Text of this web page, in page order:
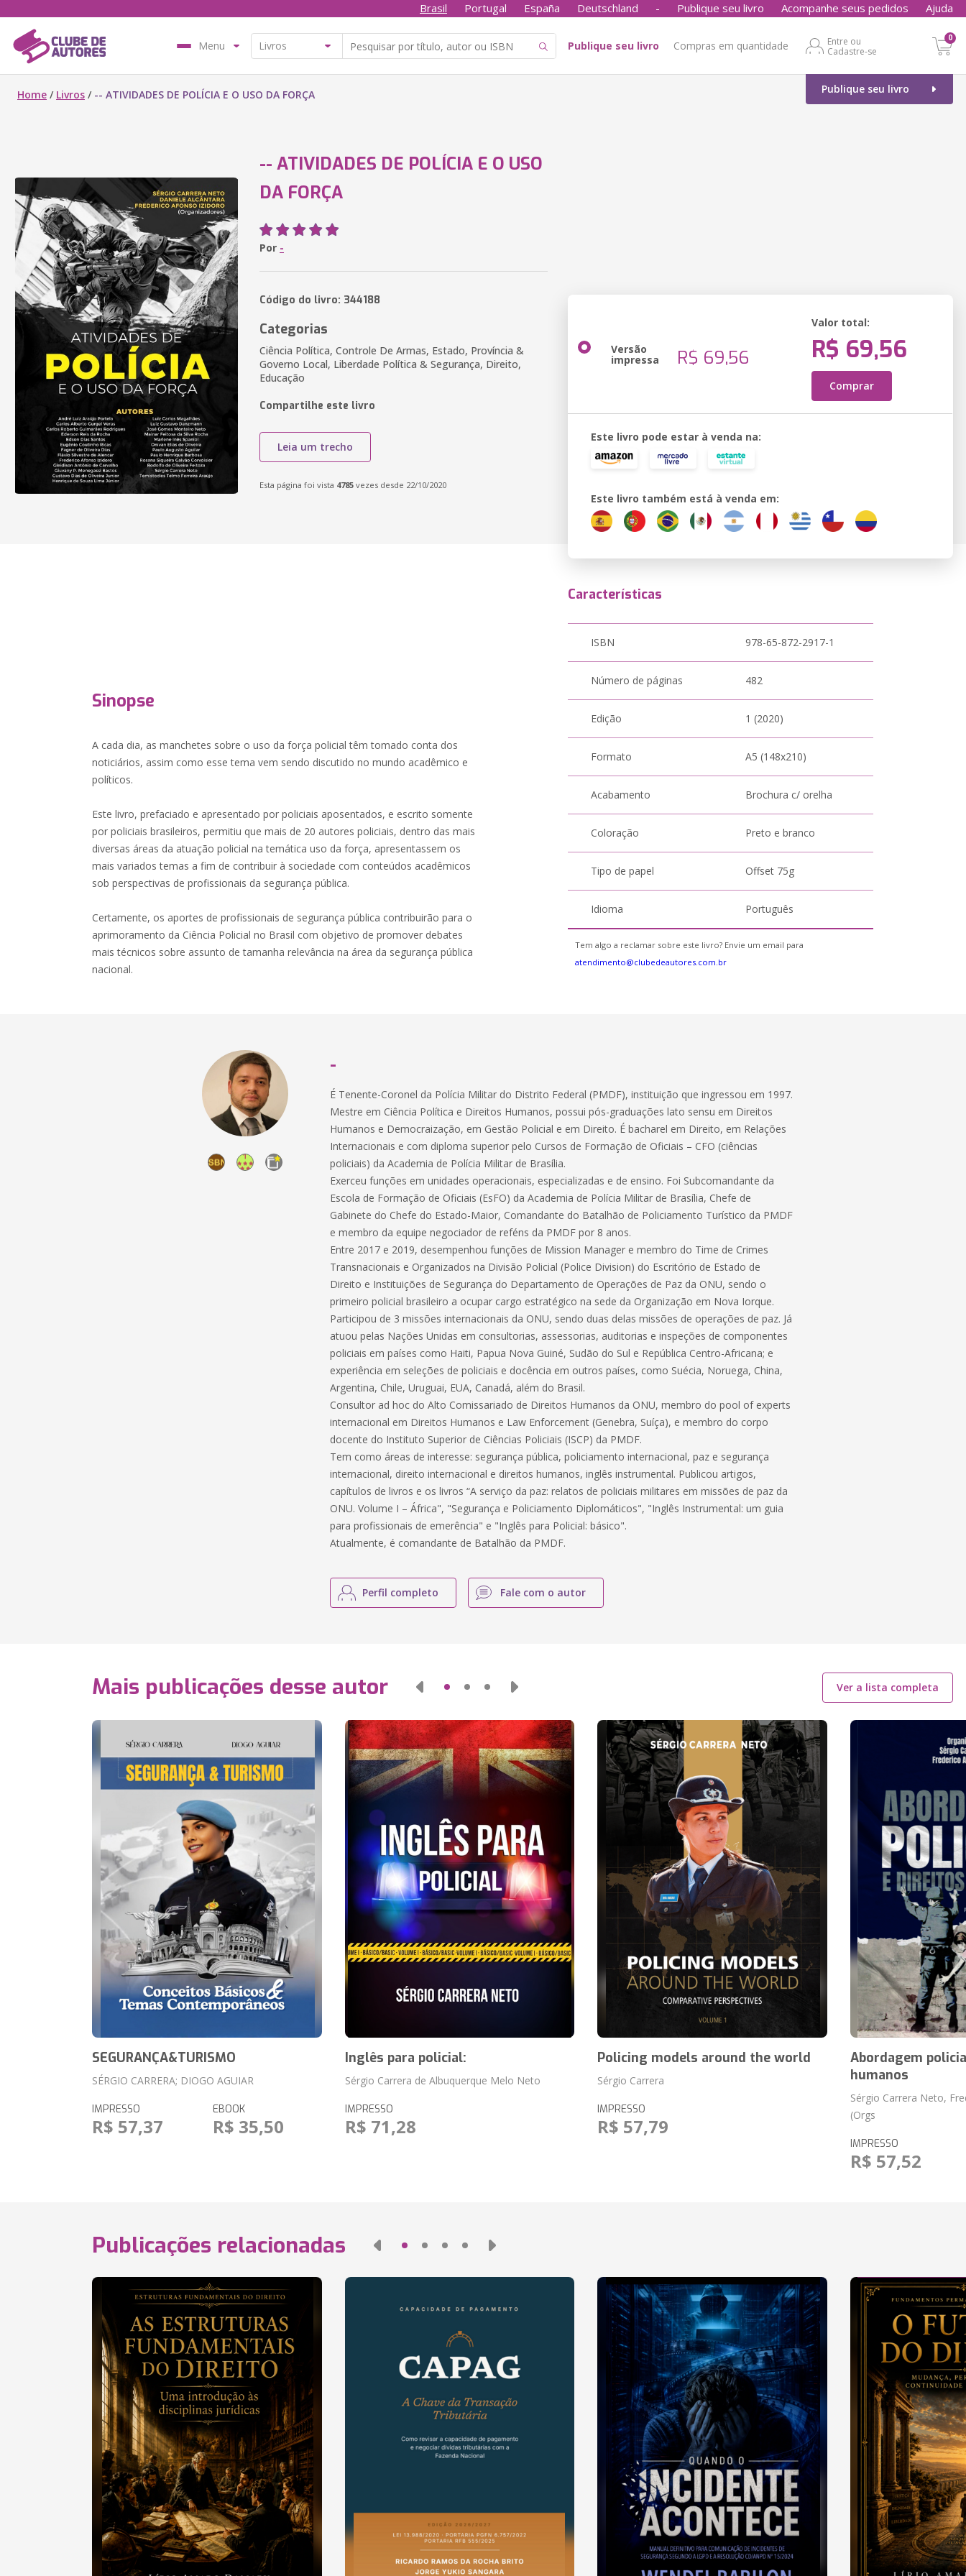
Brasil Portugal España Deutschland - Publique seu livro Acompanhe seus pedidos Ajuda
Menu Publique seu livro Compras em quantidade
Entre ou
Cadastre-se
0
Publique seu livro
Home / Livros / -- ATIVIDADES DE POLÍCIA E O USO DA FORÇA
-- ATIVIDADES DE POLÍCIA E O USO
DA FORÇA
Por -
Código do livro: 344188
Categorias
Ciência Política, Controle De Armas, Estado, Província &
Governo Local, Liberdade Política & Segurança, Direito,
Educação
Compartilhe este livro
Leia um trecho
Esta página foi vista 4785 vezes desde 22/10/2020
Versão
impressa R$ 69,56
Valor total:
R$ 69,56
Comprar
Este livro pode estar à venda na:
Este livro também está à venda em:
Sinopse
A cada dia, as manchetes sobre o uso da força policial têm tomado conta dos
noticiários, assim como esse tema vem sendo discutido no mundo acadêmico e
políticos.
Este livro, prefaciado e apresentado por policiais aposentados, e escrito somente
por policiais brasileiros, permitiu que mais de 20 autores policiais, dentro das mais
diversas áreas da atuação policial na temática uso da força, apresentassem os
mais variados temas a fim de contribuir à sociedade com conteúdos acadêmicos
sob perspectivas de profissionais da segurança pública.
Certamente, os aportes de profissionais de segurança pública contribuirão para o
aprimoramento da Ciência Policial no Brasil com objetivo de promover debates
mais técnicos sobre assunto de tamanha relevância na área da segurança pública
nacional.
Características
ISBN 978-65-872-2917-1
Número de páginas 482
Edição 1 (2020)
Formato A5 (148x210)
Acabamento Brochura c/ orelha
Coloração Preto e branco
Tipo de papel Offset 75g
Idioma Português
Tem algo a reclamar sobre este livro? Envie um email para
atendimento@clubedeautores.com.br
-
É Tenente-Coronel da Polícia Militar do Distrito Federal (PMDF), instituição que ingressou em 1997.
Mestre em Ciência Política e Direitos Humanos, possui pós-graduações lato sensu em Direitos
Humanos e Democraização, em Gestão Policial e em Direito. É bacharel em Direito, em Relações
Internacionais e com diploma superior pelo Cursos de Formação de Oficiais – CFO (ciências
policiais) da Academia de Polícia Militar de Brasília.
Exerceu funções em unidades operacionais, especializadas e de ensino. Foi Subcomandante da
Escola de Formação de Oficiais (EsFO) da Academia de Polícia Militar de Brasília, Chefe de
Gabinete do Chefe do Estado-Maior, Comandante do Batalhão de Policiamento Turístico da PMDF
e membro da equipe negociador de reféns da PMDF por 8 anos.
Entre 2017 e 2019, desempenhou funções de Mission Manager e membro do Time de Crimes
Transnacionais e Organizados na Divisão Policial (Police Division) do Escritório de Estado de
Direito e Instituições de Segurança do Departamento de Operações de Paz da ONU, sendo o
primeiro policial brasileiro a ocupar cargo estratégico na sede da Organização em Nova Iorque.
Participou de 3 missões internacionais da ONU, sendo duas delas missões de operações de paz. Já
atuou pelas Nações Unidas em consultorias, assessorias, auditorias e inspeções de componentes
policiais em países como Haiti, Papua Nova Guiné, Sudão do Sul e República Centro-Africana; e
experiência em seleções de policiais e docência em outros países, como Suécia, Noruega, China,
Argentina, Chile, Uruguai, EUA, Canadá, além do Brasil.
Consultor ad hoc do Alto Comissariado de Direitos Humanos da ONU, membro do pool of experts
internacional em Direitos Humanos e Law Enforcement (Genebra, Suíça), e membro do corpo
docente do Instituto Superior de Ciências Policiais (ISCP) da PMDF.
Tem como áreas de interesse: segurança pública, policiamento internacional, paz e segurança
internacional, direito internacional e direitos humanos, inglês instrumental. Publicou artigos,
capítulos de livros e os livros “A serviço da paz: relatos de policiais militares em missões de paz da
ONU. Volume I – África", "Segurança e Policiamento Diplomáticos", "Inglês Instrumental: um guia
para profissionais de emerência" e "Inglês para Policial: básico".
Atualmente, é comandante de Batalhão da PMDF.
Perfil completo Fale com o autor
Mais publicações desse autor Ver a lista completa
SEGURANÇA&TURISMO
SÉRGIO CARRERA; DIOGO AGUIAR
IMPRESSO
R$ 57,37
EBOOK
R$ 35,50
Inglês para policial:
Sérgio Carrera de Albuquerque Melo Neto
IMPRESSO
R$ 71,28
Policing models around the world
Sérgio Carrera
IMPRESSO
R$ 57,79
Abordagem
humanos
Sérgio Carrera Neto,
(Orgs
IMPRESSO
R$ 57,52
Publicações relacionadas